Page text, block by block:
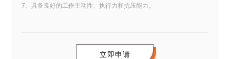
7、具备良好的工作主动性、执行力和抗压能力。
立即申请